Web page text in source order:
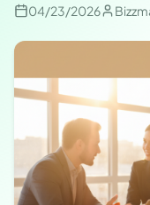
04/23/2026